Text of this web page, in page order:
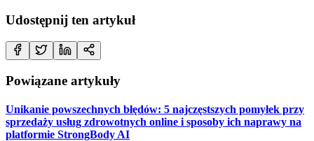
Udostępnij ten artykuł
Powiązane artykuły
Unikanie powszechnych błędów: 5 najczęstszych pomyłek przy
sprzedaży usług zdrowotnych online i sposoby ich naprawy na
platformie StrongBody AI